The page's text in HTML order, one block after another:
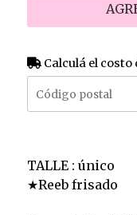
Calculá el costo
TALLE : único
★Reeb frisado